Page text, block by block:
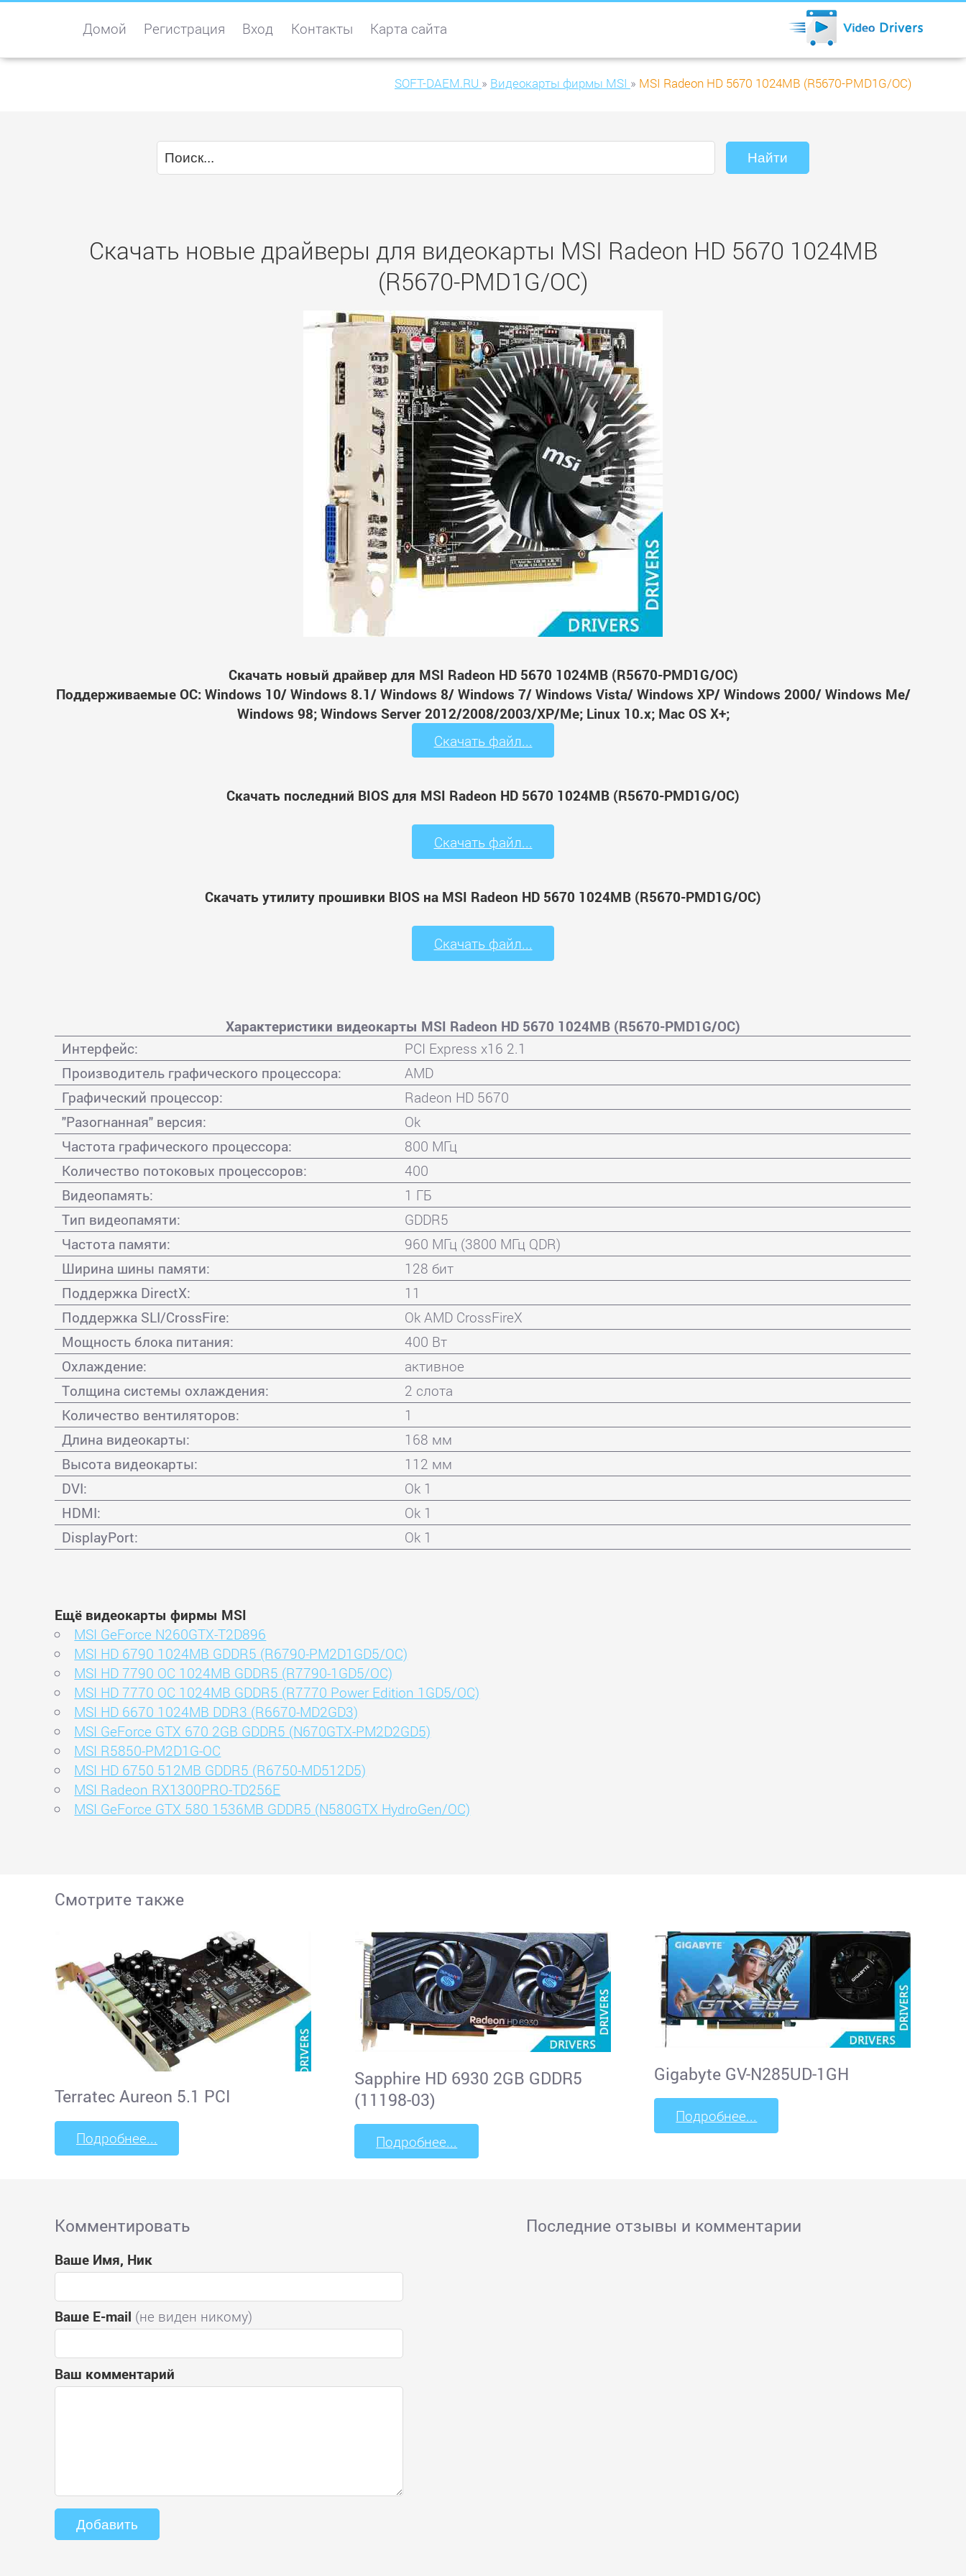
Домой Регистрация Вход Контакты Карта сайта
SOFT-DAEM.RU » Видеокарты фирмы MSI » MSI Radeon HD 5670 1024MB (R5670-PMD1G/OC)
Скачать новые драйверы для видеокарты MSI Radeon HD 5670 1024MB
(R5670-PMD1G/OC)
Скачать новый драйвер для MSI Radeon HD 5670 1024MB (R5670-PMD1G/OC)
Поддерживаемые ОС: Windows 10/ Windows 8.1/ Windows 8/ Windows 7/ Windows Vista/ Windows XP/ Windows 2000/ Windows Me/
Windows 98; Windows Server 2012/2008/2003/XP/Me; Linux 10.x; Mac OS X+;
Скачать файл...
Скачать последний BIOS для MSI Radeon HD 5670 1024MB (R5670-PMD1G/OC)
Скачать файл...
Скачать утилиту прошивки BIOS на MSI Radeon HD 5670 1024MB (R5670-PMD1G/OC)
Скачать файл...
Характеристики видеокарты MSI Radeon HD 5670 1024MB (R5670-PMD1G/OC)
Интерфейс:
PCI Express x16 2.1
Производитель графического процессора:
AMD
Графический процессор:
Radeon HD 5670
"Разогнанная" версия:
Ok
Частота графического процессора:
800 МГц
Количество потоковых процессоров:
400
Видеопамять:
1 ГБ
Тип видеопамяти:
GDDR5
Частота памяти:
960 МГц (3800 МГц QDR)
Ширина шины памяти:
128 бит
Поддержка DirectX:
11
Поддержка SLI/CrossFire:
Ok AMD CrossFireX
Мощность блока питания:
400 Вт
Охлаждение:
активное
Толщина системы охлаждения:
2 слота
Количество вентиляторов:
1
Длина видеокарты:
168 мм
Высота видеокарты:
112 мм
DVI:
Ok 1
HDMI:
Ok 1
DisplayPort:
Ok 1
Ещё видеокарты фирмы MSI
MSI GeForce N260GTX-T2D896
MSI HD 6790 1024MB GDDR5 (R6790-PM2D1GD5/OC)
MSI HD 7790 OC 1024MB GDDR5 (R7790-1GD5/OC)
MSI HD 7770 OC 1024MB GDDR5 (R7770 Power Edition 1GD5/OC)
MSI HD 6670 1024MB DDR3 (R6670-MD2GD3)
MSI GeForce GTX 670 2GB GDDR5 (N670GTX-PM2D2GD5)
MSI R5850-PM2D1G-OC
MSI HD 6750 512MB GDDR5 (R6750-MD512D5)
MSI Radeon RX1300PRO-TD256E
MSI GeForce GTX 580 1536MB GDDR5 (N580GTX HydroGen/OC)
Смотрите также
Terratec Aureon 5.1 PCI
Подробнее...
Sapphire HD 6930 2GB GDDR5
(11198-03)
Подробнее...
Gigabyte GV-N285UD-1GH
Подробнее...
Комментировать
Ваше Имя, Ник
Ваше E-mail (не виден никому)
Ваш комментарий
Последние отзывы и комментарии